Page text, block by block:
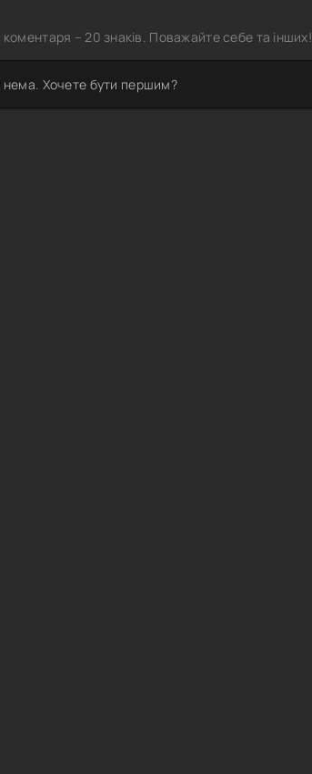
– 20 знаків. Поважайте себе та інших!
нема. Хочете бути першим?